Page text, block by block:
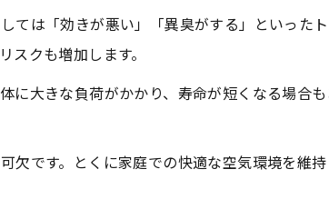
ては「効きが悪い」「異臭がする」といった
クも増加します。
に大きな負荷がかかり、寿命が短くなる場合
欠です。とくに家庭での快適な空気環境を維